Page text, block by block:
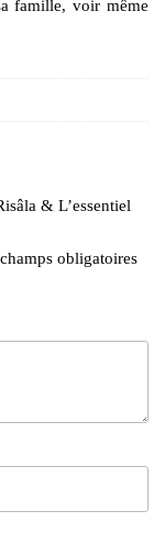
famille, voir même
& L’essentiel
obligatoires